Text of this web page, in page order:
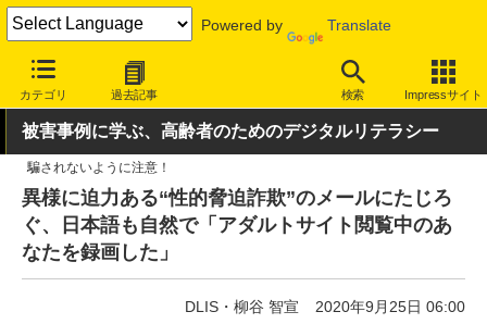
Powered by Translate
カテゴリ 過去記事 検索 Impressサイト
INTERNET Watch トピック 詐欺/フィッシング
被害事例に学ぶ、高齢者のためのデジタルリテラシー
騙されないように注意！
異様に迫力ある“性的脅迫詐欺”のメールにたじろ
ぐ、日本語も自然で「アダルトサイト閲覧中のあ
なたを録画した」
DLIS・柳谷 智宣 2020年9月25日 06:00